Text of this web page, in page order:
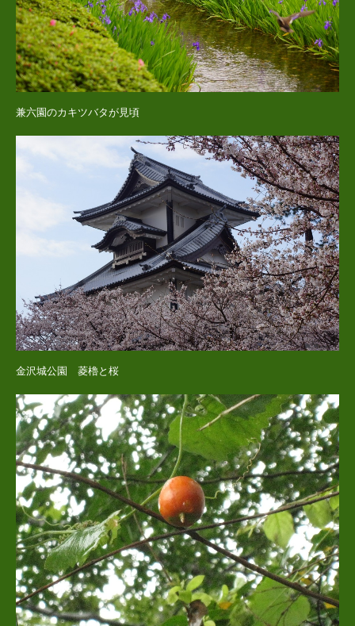
兼六園のカキツバタが見頃
金沢城公園 菱櫓と桜